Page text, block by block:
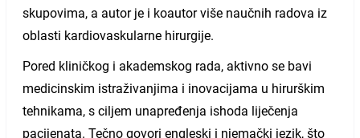
skupovima, a autor je i koautor više naučnih radova iz
oblasti kardiovaskularne hirurgije.
Pored kliničkog i akademskog rada, aktivno se bavi
medicinskim istraživanjima i inovacijama u hirurškim
tehnikama, s ciljem unapređenja ishoda liječenja
pacijenata. Tečno govori engleski i njemački jezik, što